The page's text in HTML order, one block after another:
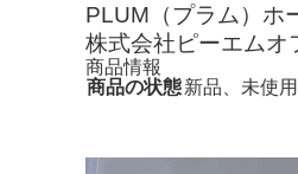
PLUM（プラム）ホ
株式会社ピーエムオ
商品情報
商品の状態新品、未使用